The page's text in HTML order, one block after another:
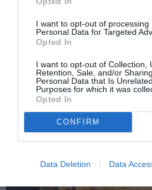
I want to opt-out of processing
Personal Data for Targeted
Opted In
I want to opt-out of Collection,
Retention, Sale, and/or
Personal Data that Is
Purposes for which it was
Opted In
CONFIRM
Data Deletion Data
Israelul are nevoie de
muncitori români,
Schor, Camera de
AȚI PUTEA